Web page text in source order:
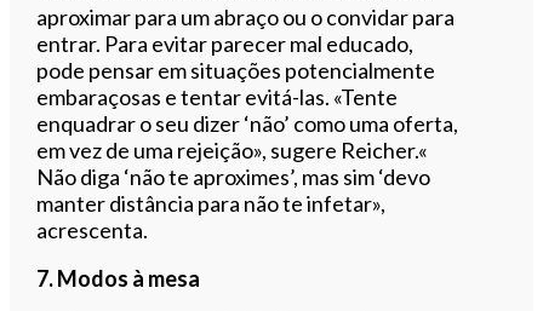
aproximar para um abraço ou o convidar para
entrar. Para evitar parecer mal educado,
pode pensar em situações potencialmente
embaraçosas e tentar evitá-las. «Tente
enquadrar o seu dizer ‘não’ como uma oferta,
em vez de uma rejeição», sugere Reicher.«
Não diga ‘não te aproximes’, mas sim ‘devo
manter distância para não te infetar»,
acrescenta.
7. Modos à mesa